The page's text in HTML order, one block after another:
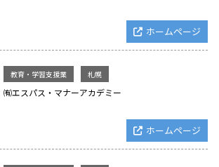
ホームページ
教育・学習支援業 札幌
㈲エスパス・マナーアカデミー
ホームページ